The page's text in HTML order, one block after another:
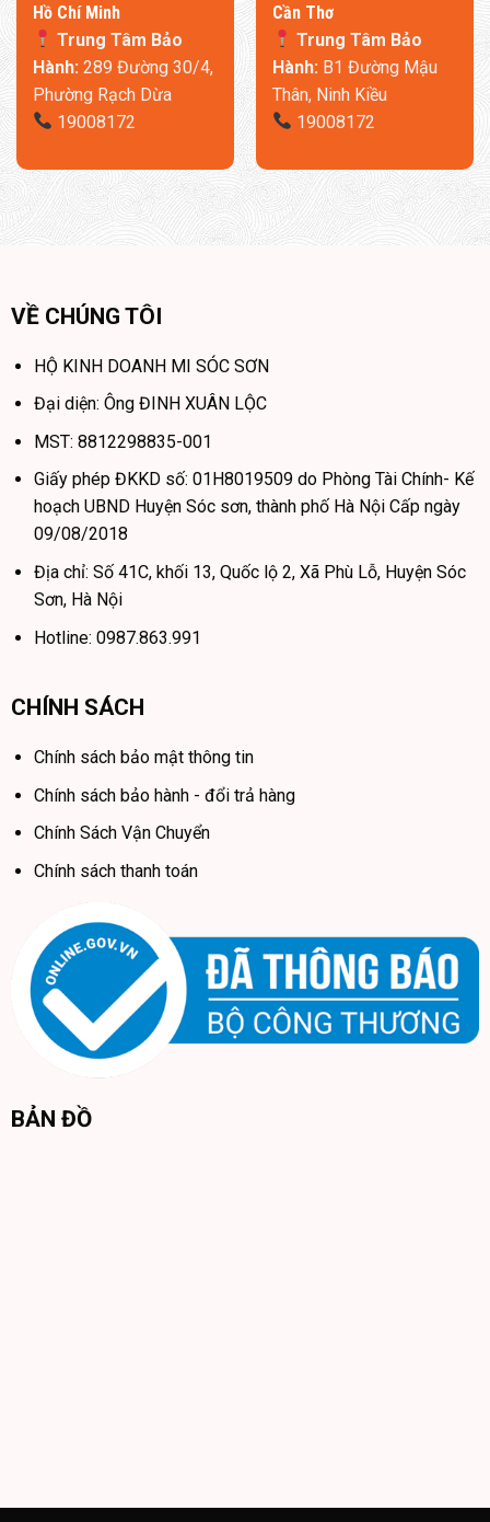
​Hồ Chí Minh
Trung Tâm Bảo
Hành: 289 Đường 30/4,
Phường Rạch Dừa
19008172
Cần Thơ
Trung Tâm Bảo
Hành: B1 Đường Mậu
Thân, Ninh Kiều
19008172
VỀ CHÚNG TÔI
HỘ KINH DOANH MI SÓC SƠN
Đại diện: Ông ĐINH XUÂN LỘC
MST: 8812298835-001
Giấy phép ĐKKD số: 01H8019509 do Phòng Tài Chính- Kế
hoạch UBND Huyện Sóc sơn, thành phố Hà Nội Cấp ngày
09/08/2018
Địa chỉ: Số 41C, khối 13, Quốc lộ 2, Xã Phù Lỗ, Huyện Sóc
Sơn, Hà Nội
Hotline: 0987.863.991
CHÍNH SÁCH
Chính sách bảo mật thông tin
Chính sách bảo hành - đổi trả hàng
Chính Sách Vận Chuyển
Chính sách thanh toán
BẢN ĐỒ